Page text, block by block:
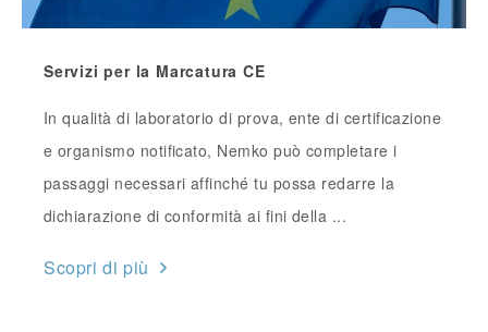
Servizi per la Marcatura CE
In qualità di laboratorio di prova, ente di certificazione
e organismo notificato, Nemko può completare i
passaggi necessari affinché tu possa redarre la
dichiarazione di conformità ai fini della ...
Scopri di più